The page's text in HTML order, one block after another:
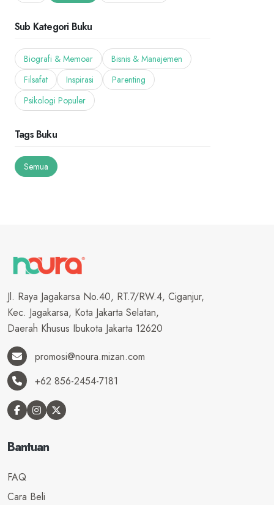
Sub Kategori Buku
Biografi & Memoar
Bisnis & Manajemen
Filsafat
Inspirasi
Parenting
Psikologi Populer
Tags Buku
Semua
Jl. Raya Jagakarsa No.40, RT.7/RW.4, Ciganjur,
Kec. Jagakarsa, Kota Jakarta Selatan,
Daerah Khusus Ibukota Jakarta 12620
promosi@noura.mizan.com
+62 856-2454-7181
Bantuan
FAQ
Cara Beli